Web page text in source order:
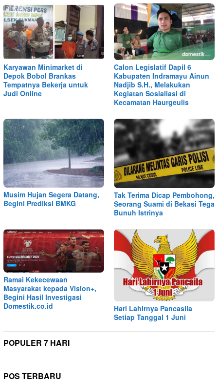
Karyawan Minimarket di
Depok Bobol Brankas
Tempatnya Bekerja untuk
Judi Online
Calon Legislatif Dapil 6
Kabupaten Indramayu Ainun
Nadjib S.H., Melakukan
Kegiatan Sosialiasi di
Kecamatan Haurgeulis
Musim Hujan Segera Datang,
Begini Prediksi BMKG
Tak Terima Dicap Pembohong,
Seorang Suami di Bekasi Tega
Bunuh Istrinya
Ramai Kekecewaan
Masyarakat kepada Vision+,
Begini Hasil Investigasi
Domestik.co.id
Hari Lahirnya Pancasila
Setiap Tanggal 1 Juni
POPULER 7 HARI
POS TERBARU